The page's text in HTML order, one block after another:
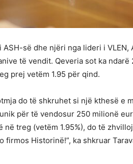
ASH-së dhe njëri nga lideri i
të vendit. Qeveria sot ka
prej vetëm 1.95 për qind.
do të shkruhet si një kthesë e
për të vendosur 250 milionë
në treg (vetëm 1.95%), do të
firmos Historinë!”, ka shkruar